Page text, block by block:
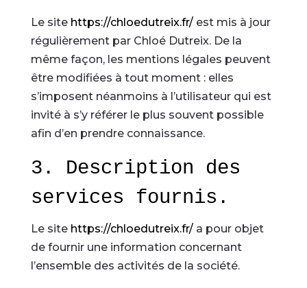
Le site https://chloedutreix.fr/est mis à jour
régulièrement par Chloé Dutreix. De la
même façon, les mentions légales peuvent
être modifiées à tout moment : elles
s’imposent néanmoins à l’utilisateur qui est
invité à s’y référer le plus souvent possible
afin d’en prendre connaissance.
3. Description des
services fournis.
Le site https://chloedutreix.fr/a pour objet
de fournir une information concernant
l’ensemble des activités de la société.